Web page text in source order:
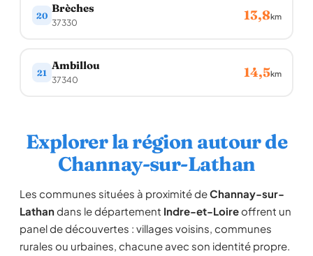
20
Brèches
37330 13,8km
21
Ambillou
37340 14,5km
Explorer la région autour de
Channay-sur-Lathan
Les communes situées à proximité deChannay-sur-
Lathandans le département Indre-et-Loireoffrent un
panel de découvertes : villages voisins, communes
rurales ou urbaines, chacune avec son identité propre.